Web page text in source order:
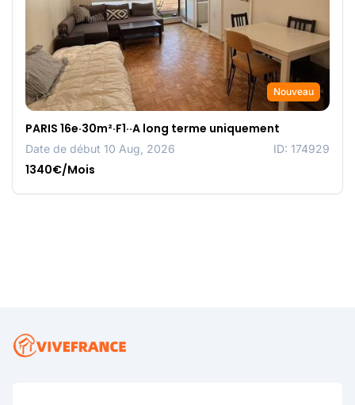
Nouveau
PARIS 16e·30m²·F1··A long terme uniquement
Date de début 10 Aug, 2026 ID: 174929
1340€/Mois